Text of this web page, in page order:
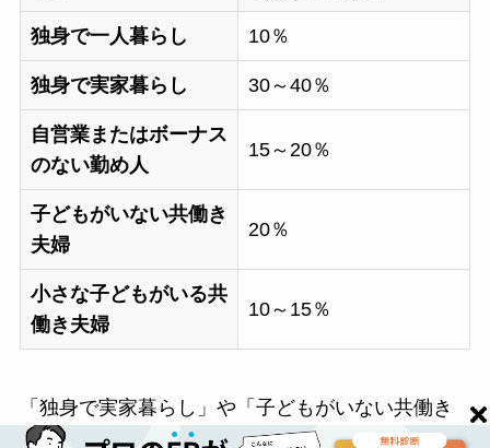
独身で一人暮らし 10％
独身で実家暮らし 30～40％
自営業またはボーナス
のない勤め人
15～20％
子どもがいない共働き
夫婦
20％
小さな子どもがいる共
働き夫婦
10～15％
「独身で実家暮らし」や「子どもがいない共働き